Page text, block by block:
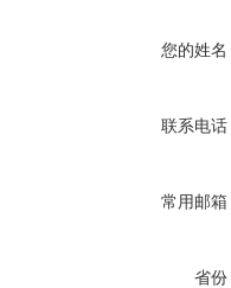
您的姓名
联系电话
常用邮箱
省份